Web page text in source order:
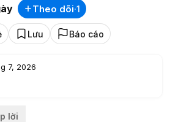
Theo dõi·1
Lưu Báo cáo
7, 2026
lời